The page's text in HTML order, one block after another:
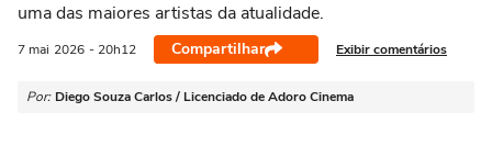
uma das maiores artistas da atualidade.
7 mai 2026 - 20h12 Compartilhar Exibir comentários
Por: Diego Souza Carlos / Licenciado de Adoro Cinema